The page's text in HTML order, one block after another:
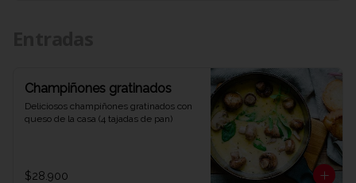
Champiñones gratinados
Deliciosos champiñones gratinados con
queso de la casa (4 tajadas de pan)
$28.900